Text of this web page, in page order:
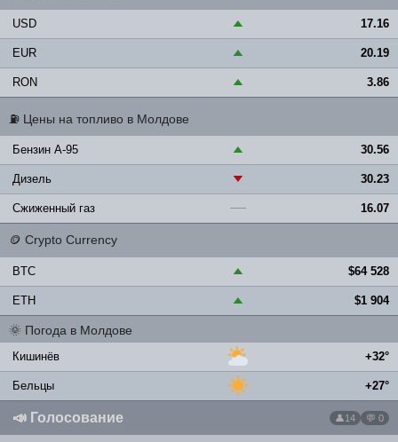
USD ▲ 17.16
EUR ▲ 20.19
RON ▲ 3.86
⛽ Цены на топливо в Молдове
Бензин A-95 ▲ 30.56
Дизель ▼ 30.23
Сжиженный газ — 16.07
🪙 Crypto Currency
BTC ▲ $64 528
ETH ▲ $1 904
🌞 Погода в Молдове
Кишинёв +32°
Бельцы +27°
📣 Голосование 14 💬 0